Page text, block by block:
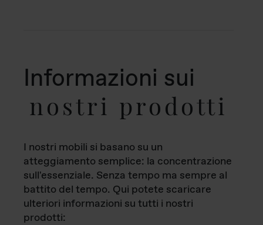
Informazioni sui
nostri prodotti
I nostri mobili si basano su un
atteggiamento semplice: la concentrazione
sull'essenziale. Senza tempo ma sempre al
battito del tempo. Qui potete scaricare
ulteriori informazioni su tutti i nostri
prodotti: